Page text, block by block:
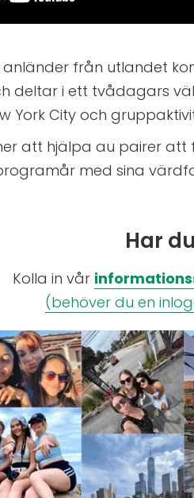
anländer från utlandet
deltar i ett tvådagars
York City och
att hjälpa au pairer
med sina
Har
Kolla in vår
(behöver du en